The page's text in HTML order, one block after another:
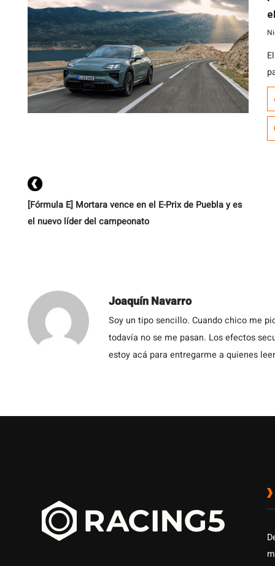
[Fórmula E] Mortara vence en el E-Prix de Puebla y es
el nuevo líder del campeonato
Joaquín Navarro
Soy un tipo sencillo. Cuando chico me
todavía no se me pasan. Los efectos
estoy acá para entregarme a quienes